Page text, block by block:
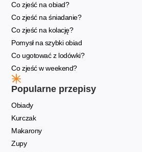
Co zjeść na obiad?
Co zjeść na śniadanie?
Co zjeść na kolację?
Pomysł na szybki obiad
Co ugotować z lodówki?
Co zjeść w weekend?
Popularne przepisy
Obiady
Kurczak
Makarony
Zupy